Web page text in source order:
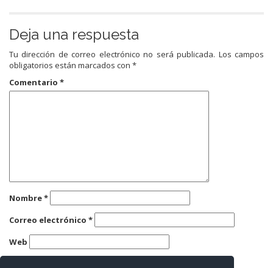
Deja una respuesta
Tu dirección de correo electrónico no será publicada. Los campos
obligatorios están marcados con *
Comentario *
Nombre*
Correo electrónico *
Web